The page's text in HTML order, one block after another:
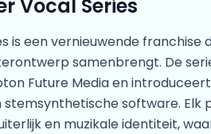
Vocal Series
is een vernieuwende franchise
samenbrengt. De
Future Media en
software. Elk
en muzikale identiteit,